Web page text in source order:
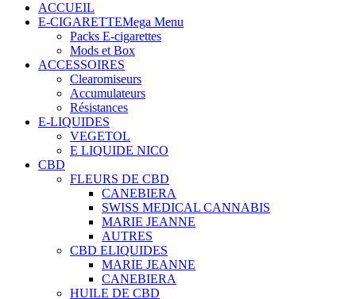
ACCUEIL
E-CIGARETTEMega Menu
Packs E-cigarettes
Mods et Box
ACCESSOIRES
Clearomiseurs
Accumulateurs
Résistances
E-LIQUIDES
VEGETOL
E LIQUIDE NICO
CBD
FLEURS DE CBD
CANEBIERA
SWISS MEDICAL CANNABIS
MARIE JEANNE
AUTRES
CBD ELIQUIDES
MARIE JEANNE
CANEBIERA
HUILE DE CBD